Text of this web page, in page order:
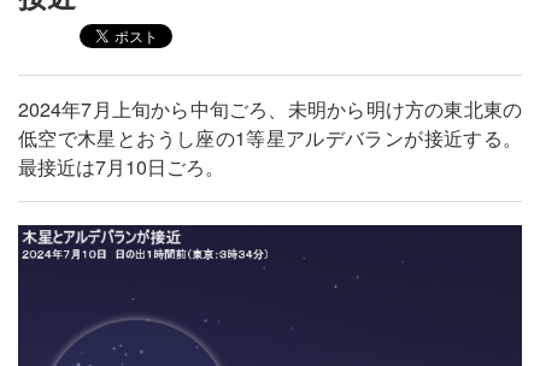
2024年7月上旬から中旬ごろ、未明から明け方の東北東の
低空で木星とおうし座の1等星アルデバランが接近する。
最接近は7月10日ごろ。